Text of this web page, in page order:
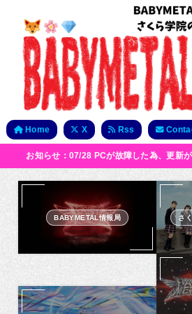
Home X Rss
お知らせ：07/28 PCが故障した為、更新
BABYMETAL情報局 さ